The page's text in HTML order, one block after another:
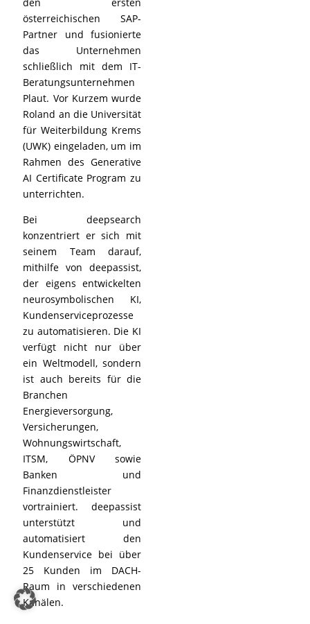
österreichischen SAP-
Partner und fusionierte
das Unternehmen
schließlich mit dem IT-
Beratungsunternehmen
Plaut. Vor Kurzem wurde
Roland an die Universität
für Weiterbildung Krems
(UWK) eingeladen, um im
Rahmen des Generative
AI Certificate Program zu
unterrichten.
Bei deepsearch
konzentriert er sich mit
seinem Team darauf,
mithilfe von deepassist,
der eigens entwickelten
neurosymbolischen KI,
Kundenserviceprozesse
zu automatisieren. Die KI
verfügt nicht nur über
ein Weltmodell, sondern
ist auch bereits für die
Branchen
Energieversorgung,
Versicherungen,
Wohnungswirtschaft,
ITSM, ÖPNV sowie
Banken und
Finanzdienstleister
vortrainiert. deepassist
unterstützt und
automatisiert den
Kundenservice bei über
25 Kunden im DACH-
Raum in verschiedenen
Kanälen.